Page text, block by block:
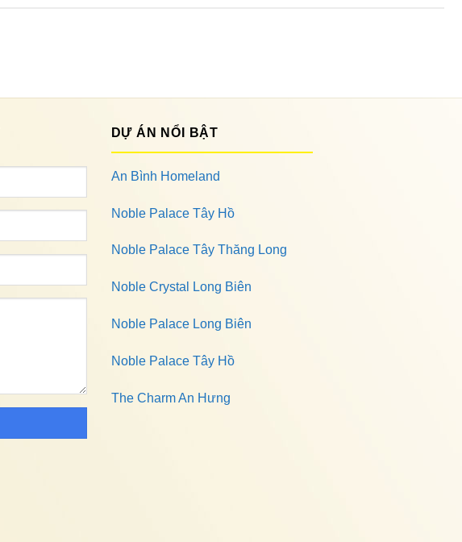
DỰ ÁN NỔI BẬT
An Bình Homeland
Noble Palace Tây Hồ
Noble Palace Tây Thăng Long
Noble Crystal Long Biên
Noble Palace Long Biên
Noble Palace Tây Hồ
The Charm An Hưng